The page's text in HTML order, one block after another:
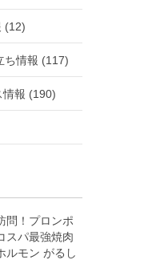
(12)
ち情報 (117)
情報 (190)
問！プロンポ
スパ最強焼肉
ルモン がるし